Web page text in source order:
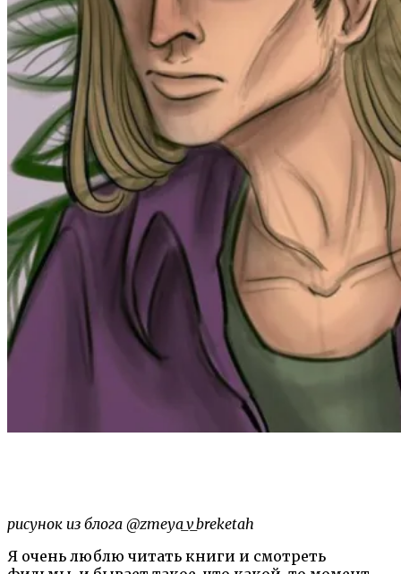
рисунок из блога @zmeya_v_breketah
Я очень люблю читать книги и смотреть